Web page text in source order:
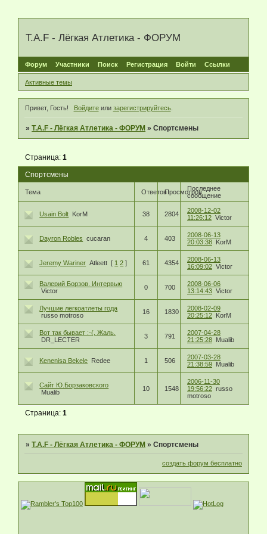
T.A.F - Лёгкая Атлетика - ФОРУМ
Форум Участники Поиск Регистрация Войти Ссылки
Активные темы
Привет, Гость! Войдитеили зарегистрируйтесь.
»T.A.F - Лёгкая Атлетика - ФОРУМ »Спортсмены
Спортсмены
Страница:1
Тема ОтветовПросмотровПоследнее
сообщение
Usain Bolt KorM 38 2804
2008-12-02
11:26:12 Victor
Dayron Robles cucaran 4 403
2008-06-13
20:03:38 KorM
Jeremy Wariner Atleett [ 1 2 ] 61 4354
2008-06-13
16:09:02 Victor
Валерий Борзов. Интервью
Victor
0 700
2008-06-06
13:14:43 Victor
Лучшие легкоатлеты года
russo motroso
16 1830
2008-02-09
20:25:12 KorM
Вот так бывает :-(. Жаль.
DR_LECTER
3 791
2007-04-28
21:25:28 Mualib
Kenenisa Bekele Redee 1 506
2007-03-28
21:38:59 Mualib
Сайт Ю.Борзаковского
Mualib
10 1548
2006-11-30
19:56:22 russo
motroso
Страница:1
»T.A.F - Лёгкая Атлетика - ФОРУМ »Спортсмены
создать форум бесплатно